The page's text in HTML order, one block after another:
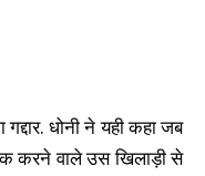
धोनी ने यही कहा जब
करने वाले उस खिलाड़ी से